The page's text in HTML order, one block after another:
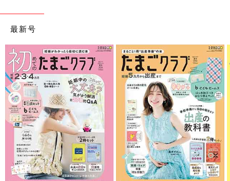
最新号